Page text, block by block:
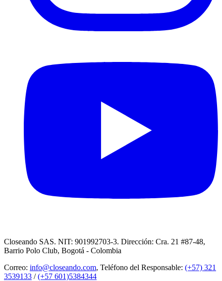
Closeando SAS. NIT: 901992703-3. Dirección: Cra. 21 #87-48,
Barrio Polo Club, Bogotá - Colombia
Correo: info@closeando.com, Teléfono del Responsable: (+57) 321
3539133 /(+57 601)5384344